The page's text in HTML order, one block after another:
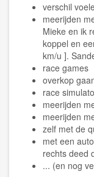
verschil
meerijden
Mieke en ik
koppel en
km/u ].
race games
overkop
race
meerijden
meerijden
zelf met de
met een
rechts deed
... (en nog